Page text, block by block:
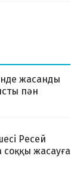
жасанды
пән
Ресей
жасауға